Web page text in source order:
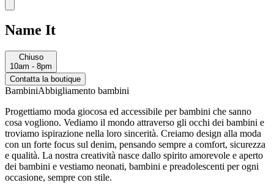
Name It
Chiuso
10am - 8pm
Contatta la boutique
BambiniAbbigliamento bambini
Progettiamo moda giocosa ed accessibile per bambini che sanno
cosa vogliono. Vediamo il mondo attraverso gli occhi dei bambini e
troviamo ispirazione nella loro sincerità. Creiamo design alla moda
con un forte focus sul denim, pensando sempre a comfort, sicurezza
e qualità. La nostra creatività nasce dallo spirito amorevole e aperto
dei bambini e vestiamo neonati, bambini e preadolescenti per ogni
occasione, sempre con stile.